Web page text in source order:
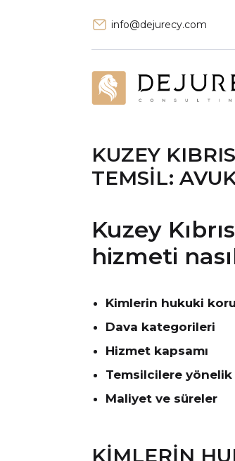
info@dejurecy.com
KUZEY
TEMSIL:
Kuzey
hizmeti
Kimlerin hukuki
Dava kategorileri
Hizmet kapsamı
Temsilcilere
Maliyet ve süreler
KIMLERIN